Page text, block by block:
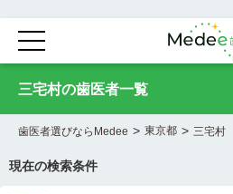
三宅村の歯医者一覧
歯医者選びならMedee > 東京都 > 三宅村
現在の検索条件